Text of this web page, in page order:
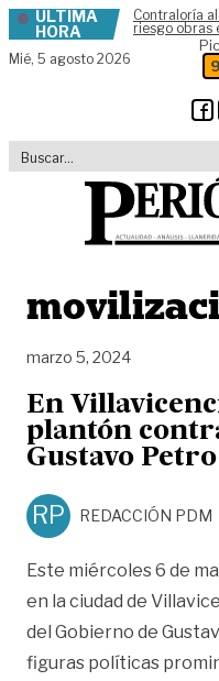
Skip to content
ÚLTIMA
HORA
Contraloría
riesgo obras
Mié, 5 agosto 2026 9
marzo 5, 2024
En
plantón
Gustavo Petro
RP REDACCIÓN PDM
Este miércoles 6 de
en la ciudad de
del Gobierno de
figuras políticas